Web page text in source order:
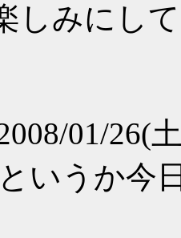
しみにし
01/26(
いうか今